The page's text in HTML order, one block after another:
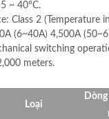
~ 40°C.
Class 2 (Temperature
(6~40A) 4,500A
switching
meters.
Loại